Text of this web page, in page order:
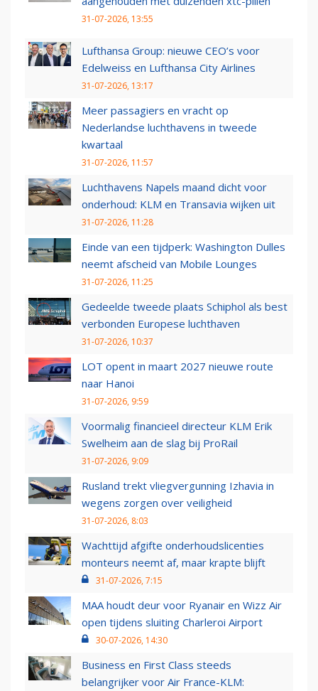
31-07-2026, 13:55
Lufthansa Group: nieuwe CEO’s voor
Edelweiss en Lufthansa City Airlines
31-07-2026, 13:17
Meer passagiers en vracht op
Nederlandse luchthavens in tweede
kwartaal
31-07-2026, 11:57
Luchthavens Napels maand dicht voor
onderhoud: KLM en Transavia wijken uit
31-07-2026, 11:28
Einde van een tijdperk: Washington Dulles
neemt afscheid van Mobile Lounges
31-07-2026, 11:25
Gedeelde tweede plaats Schiphol als best
verbonden Europese luchthaven
31-07-2026, 10:37
LOT opent in maart 2027 nieuwe route
naar Hanoi
31-07-2026, 9:59
Voormalig financieel directeur KLM Erik
Swelheim aan de slag bij ProRail
31-07-2026, 9:09
Rusland trekt vliegvergunning Izhavia in
wegens zorgen over veiligheid
31-07-2026, 8:03
Wachttijd afgifte onderhoudslicenties
monteurs neemt af, maar krapte blijft
31-07-2026, 7:15
MAA houdt deur voor Ryanair en Wizz Air
open tijdens sluiting Charleroi Airport
30-07-2026, 14:30
Business en First Class steeds
belangrijker voor Air France-KLM: